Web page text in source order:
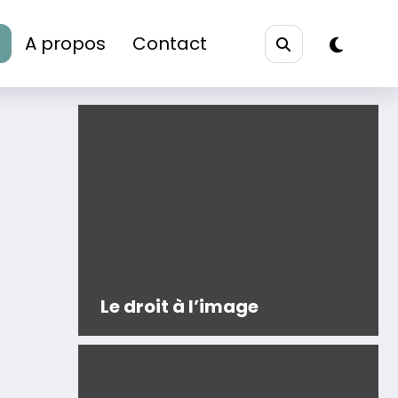
A propos Contact
Le droit à l’image